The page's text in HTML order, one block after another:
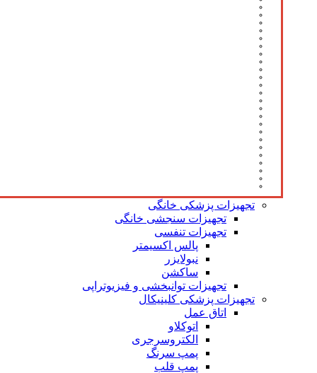
تجهیزات پزشکی خانگی
تجهیزات سنجشی خانگی
تجهیزات تنفسی
پالس اکسیمتر
نبولایزر
ساکشن
تجهیزات توانبخشی و فیزیوتراپی
تجهیزات پزشکی کلینیکال
اتاق عمل
اتوکلاو
الکتروسرجری
پمپ سرنگ
پمپ قلب